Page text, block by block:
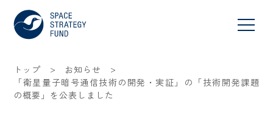
トップ > お知らせ
>
「衛星量子暗号通信技術の開発・実証」の「技術開発課題
の概要」を公表しました